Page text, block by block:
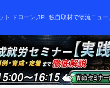
ト,ドローン,3PL,独自取材で物流ニュ